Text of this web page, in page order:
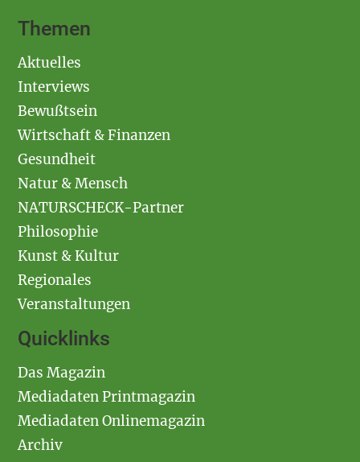
Themen
Aktuelles
Interviews
Bewußtsein
Wirtschaft & Finanzen
Gesundheit
Natur & Mensch
NATURSCHECK-Partner
Philosophie
Kunst & Kultur
Regionales
Veranstaltungen
Quicklinks
Das Magazin
Mediadaten Printmagazin
Mediadaten Onlinemagazin
Archiv